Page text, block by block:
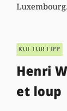
KULTURTIPP
Henri
et loup